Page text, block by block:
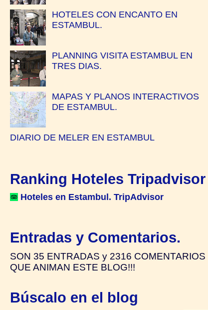
HOTELES CON ENCANTO EN
ESTAMBUL.
PLANNING VISITA ESTAMBUL EN
TRES DIAS.
MAPAS Y PLANOS INTERACTIVOS
DE ESTAMBUL.
DIARIO DE MELER EN ESTAMBUL
Ranking Hoteles Tripadvisor
Hoteles en Estambul. TripAdvisor
Entradas y Comentarios.
SON 35 ENTRADAS y 2316 COMENTARIOS
QUE ANIMAN ESTE BLOG!!!
Búscalo en el blog